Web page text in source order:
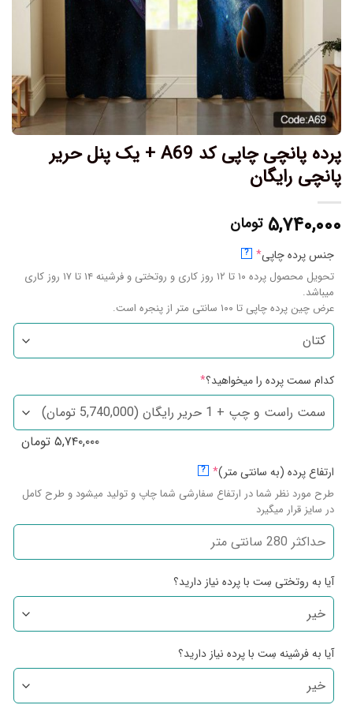
پرده پانچی چاپی کد A69 + یک پنل حریر
پانچی رایگان
۵,۷۴۰,۰۰۰ تومان
جنس پرده چاپی*
?
تحویل محصول پرده ۱۰ تا ۱۲ روز کاری و روتختی و فرشینه ۱۴ تا ۱۷ روز کاری
میباشد.
عرض چین پرده چاپی تا ۱۰۰ سانتی متر از پنجره است.
کدام سمت پرده را میخواهید؟*
۵,۷۴۰,۰۰۰ تومان
ارتفاع پرده (به سانتی متر)*
?
طرح مورد نظر شما در ارتفاع سفارشی شما چاپ و تولید میشود و طرح کامل
در سایز قرار میگیرد
آیا به روتختی سِت با پرده نیاز دارید؟
آیا به فرشینه سِت با پرده نیاز دارید؟